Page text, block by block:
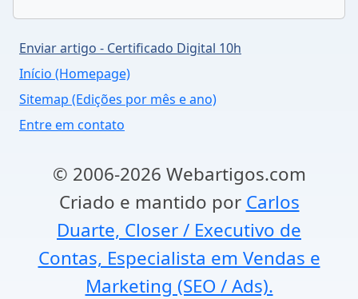
Enviar artigo - Certificado Digital 10h
Início (Homepage)
Sitemap (Edições por mês e ano)
Entre em contato
© 2006-2026 Webartigos.com
Criado e mantido por Carlos
Duarte, Closer / Executivo de
Contas, Especialista em Vendas e
Marketing (SEO / Ads).